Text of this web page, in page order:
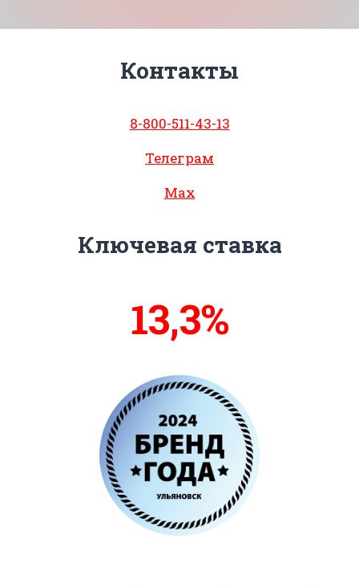
Контакты
8-800-511-43-13
Телеграм
Max
Ключевая ставка
14%13,6%